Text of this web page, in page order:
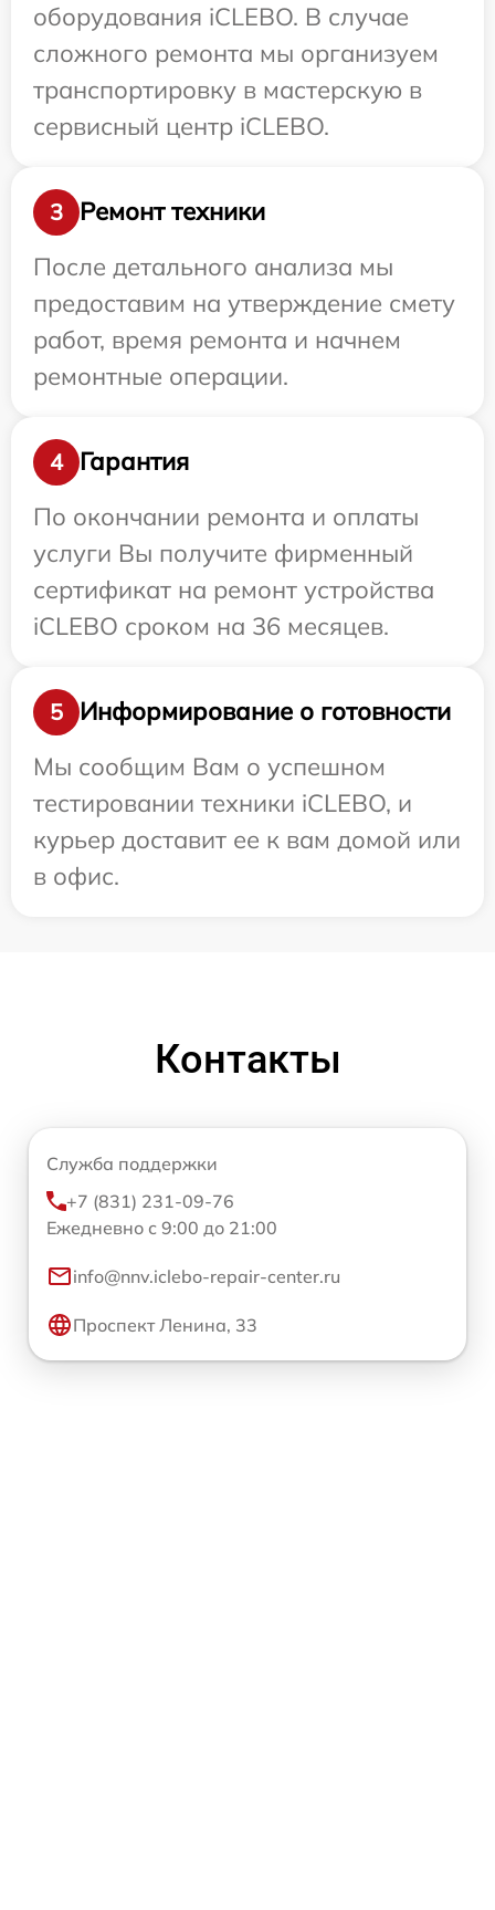
оборудования iCLEBO. В случае
сложного ремонта мы организуем
транспортировку в мастерскую в
сервисный центр iCLEBO.
3
Ремонт техники
После детального анализа мы
предоставим на утверждение смету
работ, время ремонта и начнем
ремонтные операции.
4
Гарантия
По окончании ремонта и оплаты
услуги Вы получите фирменный
сертификат на ремонт устройства
iCLEBO сроком на 36 месяцев.
5
Информирование о готовности
Мы сообщим Вам о успешном
тестировании техники iCLEBO, и
курьер доставит ее к вам домой или
в офис.
Контакты
Служба поддержки
+7 (831) 231-09-76
Ежедневно с 9:00 до 21:00
info@nnv.iclebo-repair-center.ru
Проспект Ленина, 33